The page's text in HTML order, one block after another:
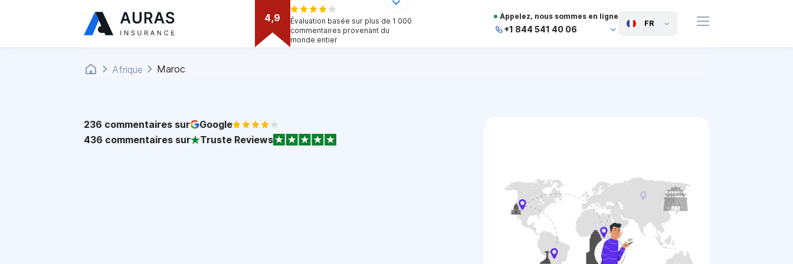
4,9
Évaluation basée sur plus de 1 000
commentaires provenant du
monde entier
Appelez, nous sommes en ligne
+1 844 541 40 06
FR
Afrique Maroc
236 commentaires sur
Google
436 commentaires sur Truste Reviews